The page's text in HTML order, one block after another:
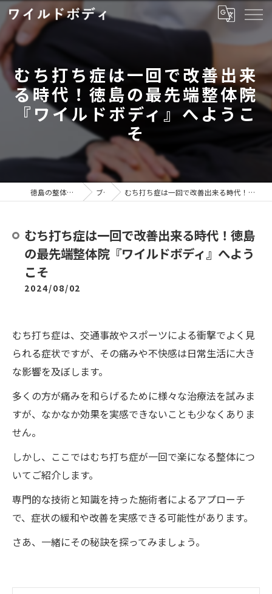
むち打ち症は一回で改善出来
る時代！徳島の最先端整体院
『ワイルドボディ』へようこ
そ
徳島の整体ならワイルドボディ ブログ むち打ち症は一回で改善出来る時代！徳島の最先端整体院『ワイルドボディ』へようこそ
むち打ち症は一回で改善出来る時代！徳島
の最先端整体院『ワイルドボディ』へよう
こそ
2024/08/02
むち打ち症は、交通事故やスポーツによる衝撃でよく見
られる症状ですが、その痛みや不快感は日常生活に大き
な影響を及ぼします。
多くの方が痛みを和らげるために様々な治療法を試みま
すが、なかなか効果を実感できないことも少なくありま
せん。
しかし、ここではむち打ち症が一回で楽になる整体につ
いてご紹介します。
専門的な技術と知識を持った施術者によるアプローチ
で、症状の緩和や改善を実感できる可能性があります。
さあ、一緒にその秘訣を探ってみましょう。